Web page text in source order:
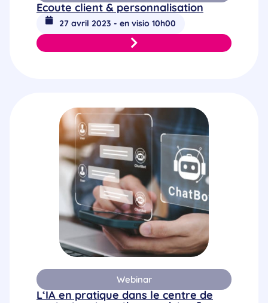
Ecoute client & personnalisation
27 avril 2023 - en visio 10h00
Webinar
L‘IA en pratique dans le centre de